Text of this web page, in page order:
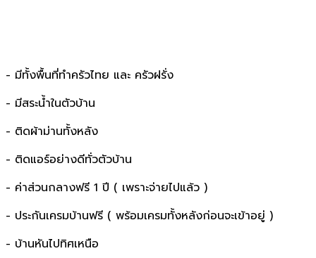
- มีทั้งพื้นที่ทำครัวไทย และ ครัวฝรั่ง
- มีสระน้ำในตัวบ้าน
- ติดผ้าม่านทั้งหลัง
- ติดแอร์อย่างดีทั่วตัวบ้าน
- ค่าส่วนกลางฟรี 1 ปี ( เพราะจ่ายไปแล้ว )
- ประกันเครมบ้านฟรี ( พร้อมเครมทั้งหลังก่อนจะเข้าอยู่ )
- บ้านหันไปทิศเหนือ